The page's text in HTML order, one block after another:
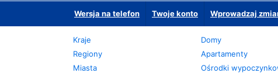
Wersja na telefon Twoje konto Wprowadzaj
Kraje
Regiony
Miasta
Domy
Apartamenty
Ośrodki